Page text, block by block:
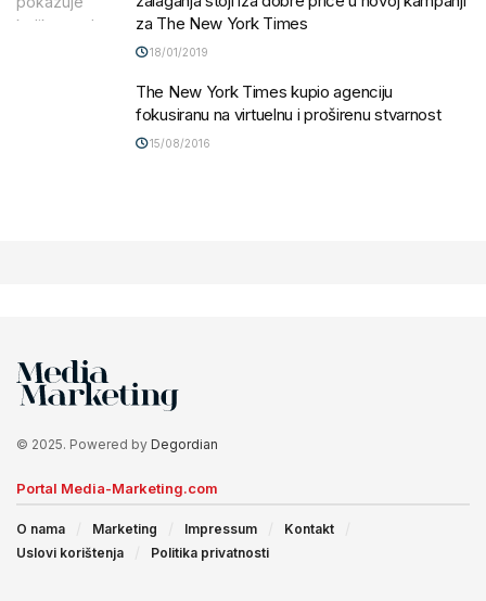
za The New York Times
18/01/2019
The New York Times kupio agenciju
fokusiranu na virtuelnu i proširenu stvarnost
15/08/2016
© 2025. Powered by Degordian
Portal Media-Marketing.com
O nama Marketing Impressum
Kontakt
Uslovi korištenja
Politika privatnosti